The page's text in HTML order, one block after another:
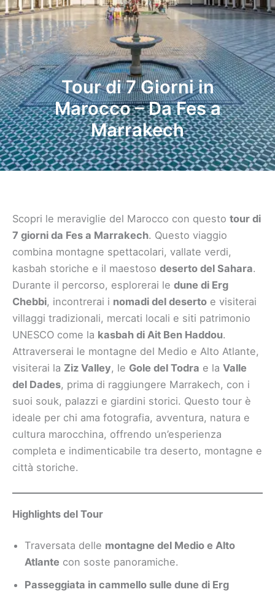
Tour di 7 Giorni in
Marocco – Da Fes a
Marrakech
Scopri le meraviglie del Marocco con questo tour di
7 giorni da Fes a Marrakech. Questo viaggio
combina montagne spettacolari, vallate verdi,
kasbah storiche e il maestoso deserto del Sahara.
Durante il percorso, esplorerai le dune di Erg
Chebbi, incontrerai i nomadi del deserto e visiterai
villaggi tradizionali, mercati locali e siti patrimonio
UNESCO come la kasbah di Ait Ben Haddou.
Attraverserai le montagne del Medio e Alto Atlante,
visiterai la Ziz Valley, le Gole del Todra e la Valle
del Dades, prima di raggiungere Marrakech, con i
suoi souk, palazzi e giardini storici. Questo tour è
ideale per chi ama fotografia, avventura, natura e
cultura marocchina, offrendo un’esperienza
completa e indimenticabile tra deserto, montagne e
città storiche.
Highlights del Tour
Traversata delle montagne del Medio e Alto
Atlante con soste panoramiche.
Passeggiata in cammello sulle dune di Erg